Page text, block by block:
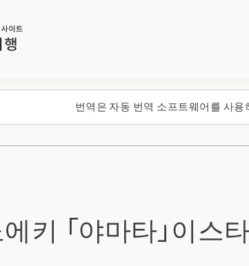
번역은 자동 번역 소프트웨어를 사
키 「야마타」이스